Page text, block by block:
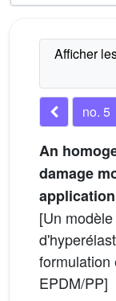
no. 5
An
damage
[Un
formulation
EPDM/PP]